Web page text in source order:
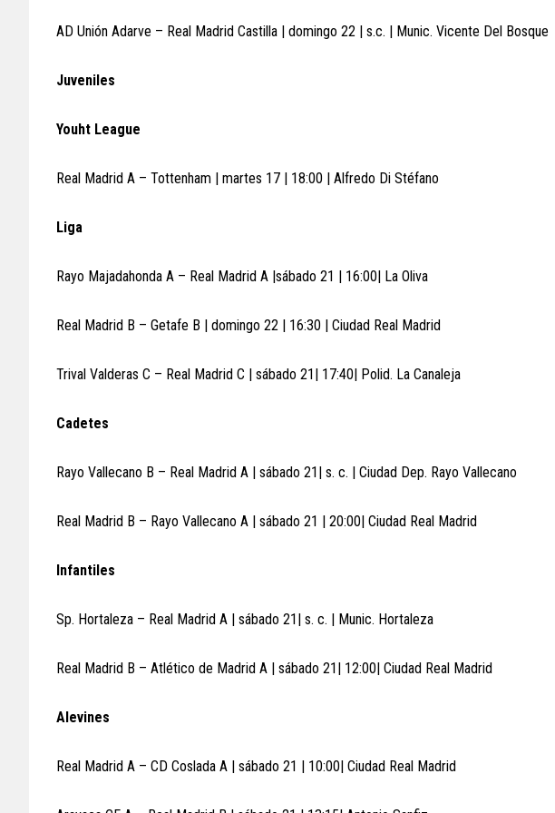
AD Unión Adarve – Real Madrid Castilla | domingo 22 | s.c. | Munic. Vicente Del Bosque
Juveniles
Youht League
Real Madrid A – Tottenham | martes 17 | 18:00 | Alfredo Di Stéfano
Liga
Rayo Majadahonda A – Real Madrid A |sábado 21 | 16:00| La Oliva
Real Madrid B – Getafe B | domingo 22 | 16:30 | Ciudad Real Madrid
Trival Valderas C – Real Madrid C | sábado 21| 17:40| Polid. La Canaleja
Cadetes
Rayo Vallecano B – Real Madrid A | sábado 21| s. c. | Ciudad Dep. Rayo Vallecano
Real Madrid B – Rayo Vallecano A | sábado 21 | 20:00| Ciudad Real Madrid
Infantiles
Sp. Hortaleza – Real Madrid A | sábado 21| s. c. | Munic. Hortaleza
Real Madrid B – Atlético de Madrid A | sábado 21| 12:00| Ciudad Real Madrid
Alevines
Real Madrid A – CD Coslada A | sábado 21 | 10:00| Ciudad Real Madrid